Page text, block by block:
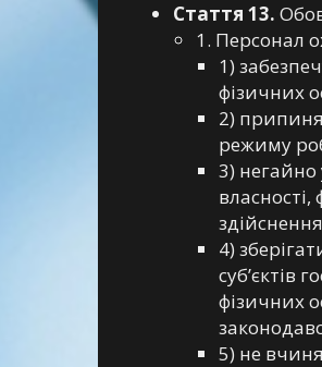
Стаття 13.
1. Персонал
1)
фізичних
2)
режиму
3)
4)
суб’єктів
фізичних
5) не